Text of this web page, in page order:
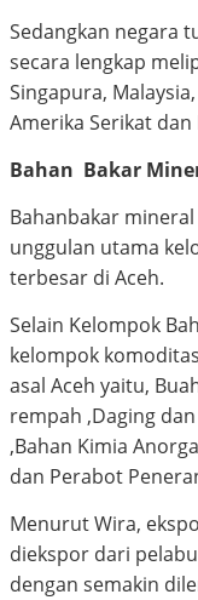
Sedangkan negara
secara lengkap
Singapura,
Amerika Serikat dan
Bahan Bakar
Bahanbakar
unggulan utama
terbesar di Aceh.
Selain Kelompok
kelompok
asal Aceh yaitu,
rempah ,Daging
,Bahan Kimia
dan Perabot
Menurut Wira,
diekspor dari
dengan semakin